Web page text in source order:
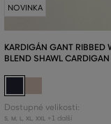
NOVINKA
KARDIGÁN GANT RIBBED
BLEND SHAWL CARDIGAN
Dostupné velikosti:
S, M L XL XXL +1 další